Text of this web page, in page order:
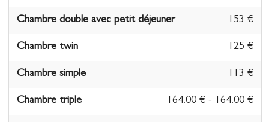
Chambre double avec petit déjeuner 153 €
Chambre twin 125 €
Chambre simple 113 €
Chambre triple 164.00 € - 164.00 €